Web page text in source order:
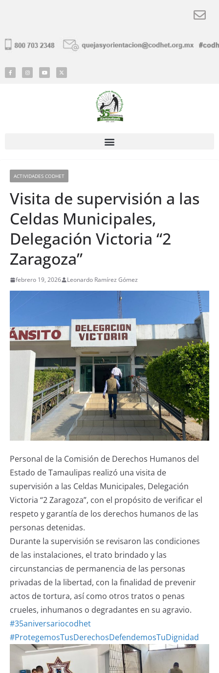
ACTIVIDADES CODHET
Visita de supervisión a las
Celdas Municipales,
Delegación Victoria “2
Zaragoza”
febrero 19, 2026 Leonardo Ramírez Gómez
Personal de la Comisión de Derechos Humanos del
Estado de Tamaulipas realizó una visita de
supervisión a las Celdas Municipales, Delegación
Victoria “2 Zaragoza”, con el propósito de verificar el
respeto y garantía de los derechos humanos de las
personas detenidas.
Durante la supervisión se revisaron las condiciones
de las instalaciones, el trato brindado y las
circunstancias de permanencia de las personas
privadas de la libertad, con la finalidad de prevenir
actos de tortura, así como otros tratos o penas
crueles, inhumanos o degradantes en su agravio.
#35aniversariocodhet
#ProtegemosTusDerechosDefendemosTuDignidad